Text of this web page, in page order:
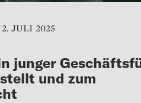
2. JULI 2025
junger
und zum